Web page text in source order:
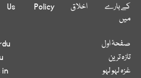
کے بارے
میں
اخلاق Policy
Us
صفحۂ اول
تازہ ترین
غزہ لہو لہو